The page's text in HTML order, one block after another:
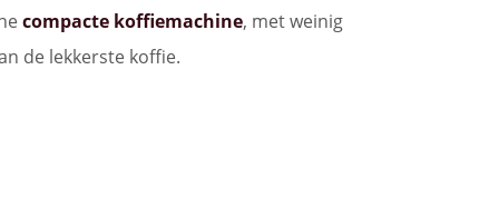
compacte koffiemachine, met weinig
de lekkerste koffie.